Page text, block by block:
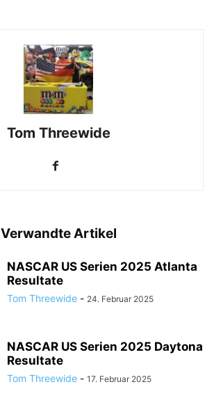
Tom Threewide
Verwandte Artikel
NASCAR US Serien 2025 Atlanta
Resultate
Tom Threewide - 24. Februar 2025
NASCAR US Serien 2025 Daytona
Resultate
Tom Threewide - 17. Februar 2025